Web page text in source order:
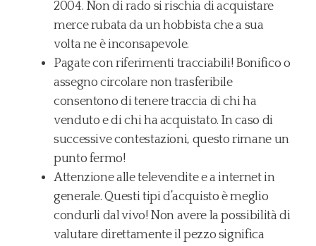
2004. Non di rado si rischia di acquistare
merce rubata da un hobbista che a sua
volta ne è inconsapevole.
Pagate con riferimenti tracciabili! Bonifico o
assegno circolare non trasferibile
consentono di tenere traccia di chi ha
venduto e di chi ha acquistato. In caso di
successive contestazioni, questo rimane un
punto fermo!
Attenzione alle televendite e a internet in
generale. Questi tipi d’acquisto è meglio
condurli dal vivo! Non avere la possibilità di
valutare direttamente il pezzo significa